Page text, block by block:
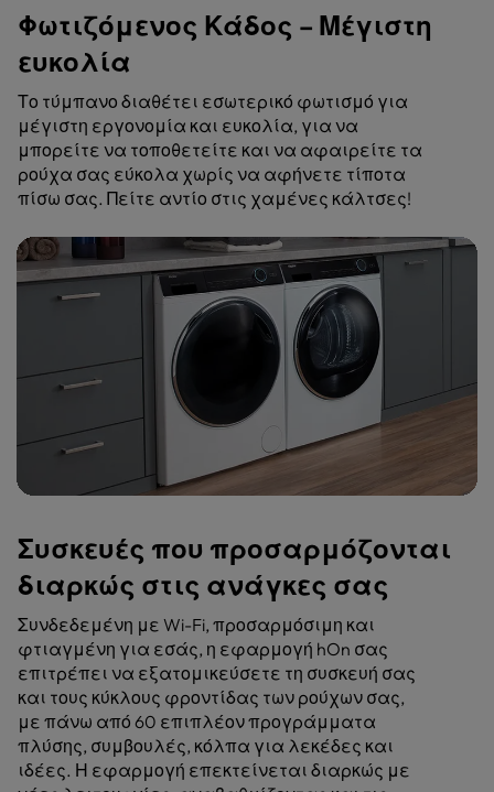
Φωτιζόμενος Κάδος – Μέγιστη
ευκολία
Το τύμπανο διαθέτει εσωτερικό φωτισμό για
μέγιστη εργονομία και ευκολία, για να
μπορείτε να τοποθετείτε και να αφαιρείτε τα
ρούχα σας εύκολα χωρίς να αφήνετε τίποτα
πίσω σας. Πείτε αντίο στις χαμένες κάλτσες!
Συσκευές που προσαρμόζονται
διαρκώς στις ανάγκες σας
Συνδεδεμένη με Wi-Fi, προσαρμόσιμη και
φτιαγμένη για εσάς, η εφαρμογή hOn σας
επιτρέπει να εξατομικεύσετε τη συσκευή σας
και τους κύκλους φροντίδας των ρούχων σας,
με πάνω από 60 επιπλέον προγράμματα
πλύσης, συμβουλές, κόλπα για λεκέδες και
ιδέες. Η εφαρμογή επεκτείνεται διαρκώς με